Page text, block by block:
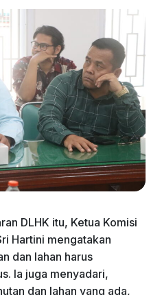
DLHK itu, Ketua Komisi
Hartini mengatakan
dan lahan harus
Ia juga menyadari,
dan lahan yang ada,